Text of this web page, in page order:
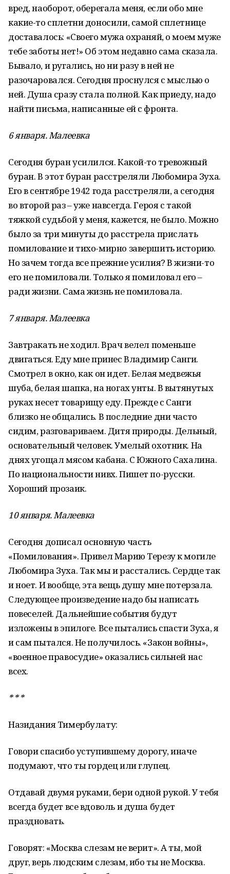
вред, наоборот, оберегала меня, если обо мне
какие-то сплетни доносили, самой сплетнице
доставалось: «Своего мужа охраняй, о моем муже
тебе заботы нет!» Об этом недавно сама сказала.
Бывало, и ругались, но ни разу в ней не
разочаровался. Сегодня проснулся с мыслью о
ней. Душа сразу стала полной. Как приеду, надо
найти письма, написанные ей с фронта.
6 января. Малеевка
Сегодня буран усилился. Какой-то тревожный
буран. В этот буран расстреляли Любомира Зуха.
Его в сентябре 1942 года расстреляли, а сегодня
во второй раз – уже навсегда. Героя с такой
тяжкой судьбой у меня, кажется, не было. Можно
было за три минуты до расстрела прислать
помилование и тихо-мирно завершить историю.
Но зачем тогда все прежние усилия? В жизни-то
его не помиловали. Только я помиловал его –
ради жизни. Сама жизнь не помиловала.
7 января. Малеевка
Завтракать не ходил. Врач велел поменьше
двигаться. Еду мне принес Владимир Санги.
Смотрел в окно, как он идет. Белая медвежья
шуба, белая шапка, на ногах унты. В вытянутых
руках несет товарищу еду. Прежде с Санги
близко не общались. В последние дни часто
сидим, разговариваем. Дитя природы. Дельный,
основательный человек. Умелый охотник. На
днях угощал мясом кабана. С Южного Сахалина.
По национальности нивх. Пишет по-русски.
Хороший прозаик.
10 января. Малеевка
Сегодня дописал основную часть
«Помилования». Привел Марию Терезу к могиле
Любомира Зуха. Так мы и расстались. Сердце так
и ноет. И вообще, эта вещь душу мне потерзала.
Следующее произведение надо бы написать
повеселей. Дальнейшие события будут
изложены в эпилоге. Все пытались спасти Зуха, я
и сам пытался. Не получилось. «Закон войны»,
«военное правосудие» оказались сильней нас
всех.
* * *
Назидания Тимербулату:
Говори спасибо уступившему дорогу, иначе
подумают, что ты гордец или глупец.
Отдавай двумя руками, бери одной рукой. У тебя
всегда будет все вдоволь и душа будет
праздновать.
Говорят: «Москва слезам не верит». А ты, мой
друг, верь людским слезам, ибо ты не Москва.